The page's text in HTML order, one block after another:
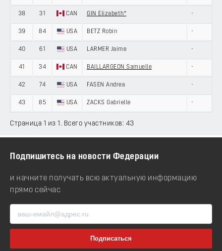
38 31 CAN GIN Elizabeth* -
39 84 USA BETZ Robin -
40 61 USA LARMER Jaime -
41 34 CAN BAILLARGEON Samuelle -
42 74 USA FASEN Andrea -
43 85 USA ZACKS Gabrielle -
Страница 1 из 1. Всего участников: 43
Подпишитесь на новости Федерации
и начните получать всю актуальную информацию
прямо сейчас